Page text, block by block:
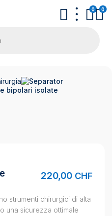
0 0
bipolari isolate
220,00 CHF
strumenti chirurgici di alta
una sicurezza ottimale